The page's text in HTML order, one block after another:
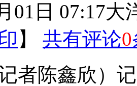
01日 07:17大
】 共有评论0
者陈鑫欣）